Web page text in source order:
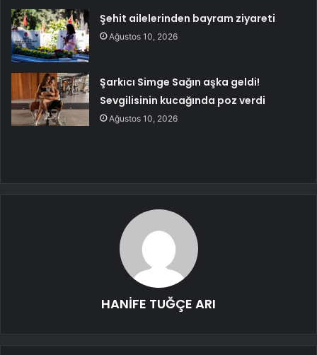
Şehit ailelerinden bayram ziyareti
Ağustos 10, 2026
Şarkıcı Simge Sağın aşka geldi!
Sevgilisinin kucağında poz verdi
Ağustos 10, 2026
HANİFE TUĞÇE ARI